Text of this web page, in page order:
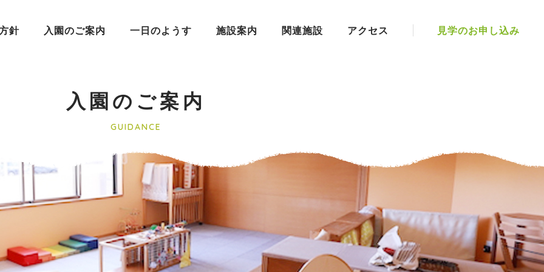
針 入園のご案内 一日のようす 施設案内 関連施設 アクセス 見学のお申し込み
入園のご案内
GUIDANCE